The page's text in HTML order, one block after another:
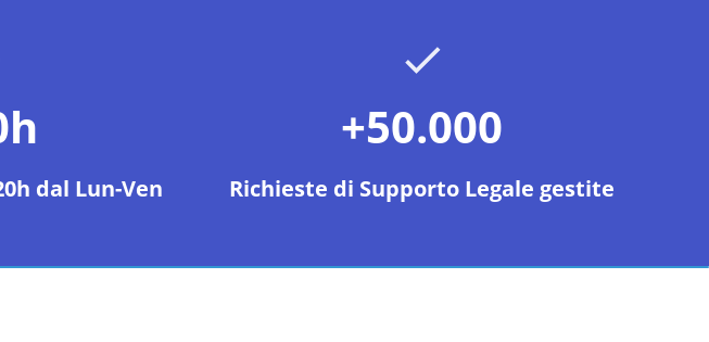
dal Lun-Ven
+50.000
Richieste di Supporto Legale gestite